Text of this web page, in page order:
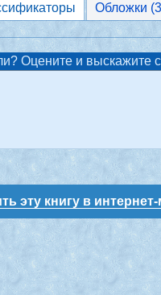
Обложки
Оцените и выскажите
эту книгу в